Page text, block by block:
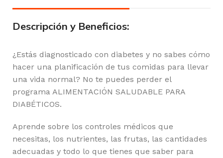
Descripción y Beneficios:
¿Estás diagnosticado con diabetes y no sabes cómo
hacer una planificación de tus comidas para llevar
una vida normal? No te puedes perder el
programa ALIMENTACIÓN SALUDABLE PARA
DIABÉTICOS.
Aprende sobre los controles médicos que
necesitas, los nutrientes, las frutas, las cantidades
adecuadas y todo lo que tienes que saber para